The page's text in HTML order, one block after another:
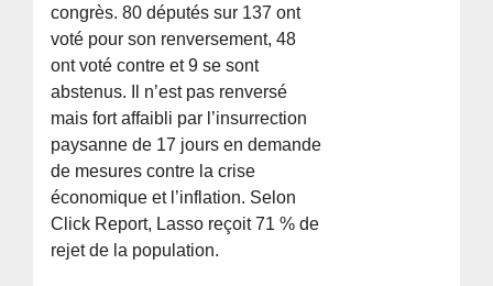
congrès. 80 députés sur 137 ont
voté pour son renversement, 48
ont voté contre et 9 se sont
abstenus. Il n’est pas renversé
mais fort affaibli par l’insurrection
paysanne de 17 jours en demande
de mesures contre la crise
économique et l’inflation. Selon
Click Report, Lasso reçoit 71 % de
rejet de la population.